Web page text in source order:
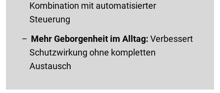
Kombination mit automatisierter
Steuerung
Mehr Geborgenheit im Alltag: Verbessert
Schutzwirkung ohne kompletten
Austausch